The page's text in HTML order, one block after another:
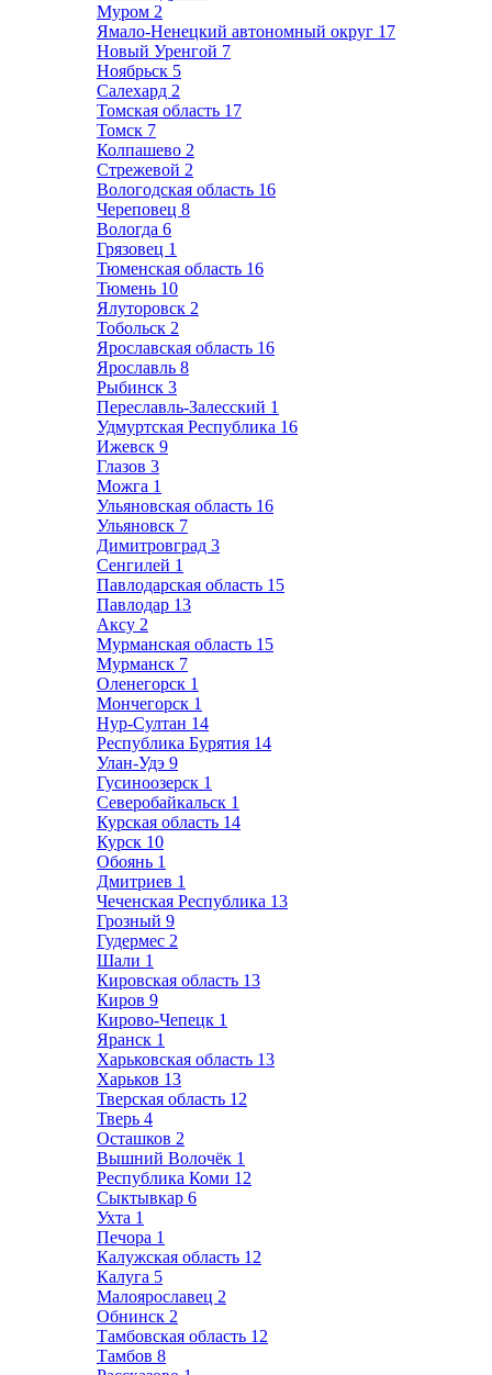
Муром 2
Ямало-Ненецкий автономный округ 17
Новый Уренгой 7
Ноябрьск 5
Салехард 2
Томская область 17
Томск 7
Колпашево 2
Стрежевой 2
Вологодская область 16
Череповец 8
Вологда 6
Грязовец 1
Тюменская область 16
Тюмень 10
Ялуторовск 2
Тобольск 2
Ярославская область 16
Ярославль 8
Рыбинск 3
Переславль-Залесский 1
Удмуртская Республика 16
Ижевск 9
Глазов 3
Можга 1
Ульяновская область 16
Ульяновск 7
Димитровград 3
Сенгилей 1
Павлодарская область 15
Павлодар 13
Аксу 2
Мурманская область 15
Мурманск 7
Оленегорск 1
Мончегорск 1
Нур-Султан 14
Республика Бурятия 14
Улан-Удэ 9
Гусиноозерск 1
Северобайкальск 1
Курская область 14
Курск 10
Обоянь 1
Дмитриев 1
Чеченская Республика 13
Грозный 9
Гудермес 2
Шали 1
Кировская область 13
Киров 9
Кирово-Чепецк 1
Яранск 1
Харьковская область 13
Харьков 13
Тверская область 12
Тверь 4
Осташков 2
Вышний Волочёк 1
Республика Коми 12
Сыктывкар 6
Ухта 1
Печора 1
Калужская область 12
Калуга 5
Малоярославец 2
Обнинск 2
Тамбовская область 12
Тамбов 8